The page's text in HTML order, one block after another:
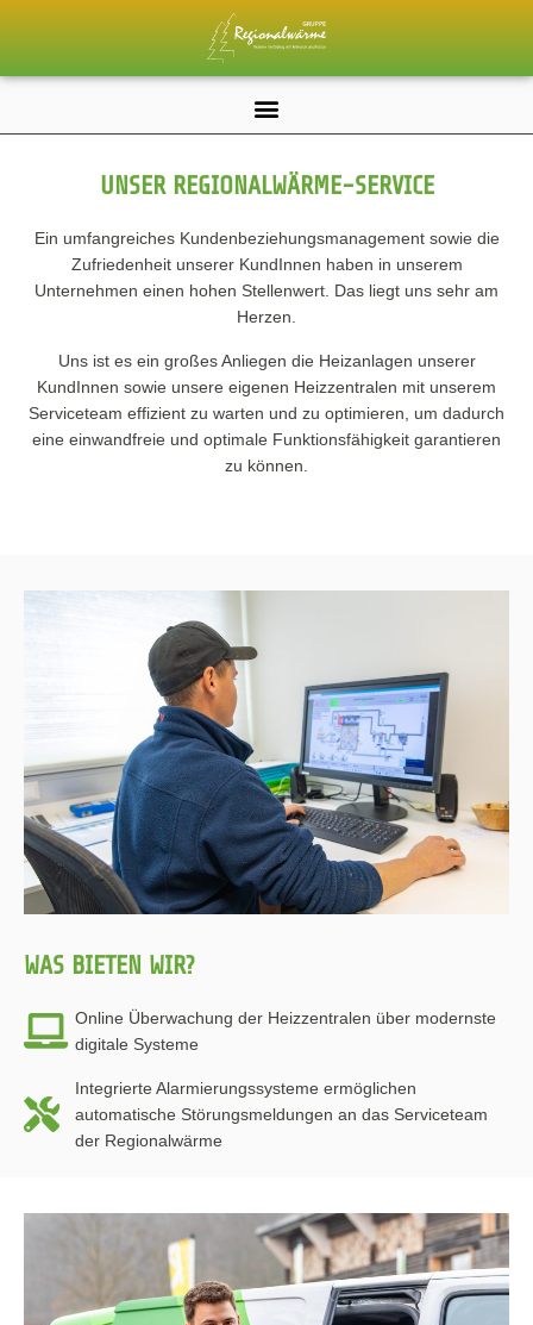
UNSER REGIONALWÄRME-SERVICE
Ein umfangreiches Kundenbeziehungsmanagement sowie die
Zufriedenheit unserer KundInnen haben in unserem
Unternehmen einen hohen Stellenwert. Das liegt uns sehr am
Herzen.
Uns ist es ein großes Anliegen die Heizanlagen unserer
KundInnen sowie unsere eigenen Heizzentralen mit unserem
Serviceteam effizient zu warten und zu optimieren, um dadurch
eine einwandfreie und optimale Funktionsfähigkeit garantieren
zu können.
WAS BIETEN WIR?
Online Überwachung der Heizzentralen über modernste
digitale Systeme
Integrierte Alarmierungssysteme ermöglichen
automatische Störungsmeldungen an das Serviceteam
der Regionalwärme